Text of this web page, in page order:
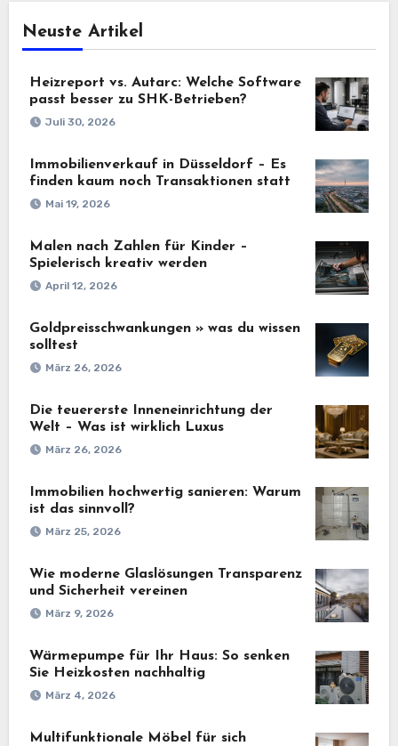
Neuste Artikel
Heizreport vs. Autarc: Welche Software
passt besser zu SHK-Betrieben?
Juli 30, 2026
Immobilienverkauf in Düsseldorf – Es
finden kaum noch Transaktionen statt
Mai 19, 2026
Malen nach Zahlen für Kinder –
Spielerisch kreativ werden
April 12, 2026
Goldpreisschwankungen » was du wissen
solltest
März 26, 2026
Die teuererste Inneneinrichtung der
Welt – Was ist wirklich Luxus
März 26, 2026
Immobilien hochwertig sanieren: Warum
ist das sinnvoll?
März 25, 2026
Wie moderne Glaslösungen Transparenz
und Sicherheit vereinen
März 9, 2026
Wärmepumpe für Ihr Haus: So senken
Sie Heizkosten nachhaltig
März 4, 2026
Multifunktionale Möbel für sich